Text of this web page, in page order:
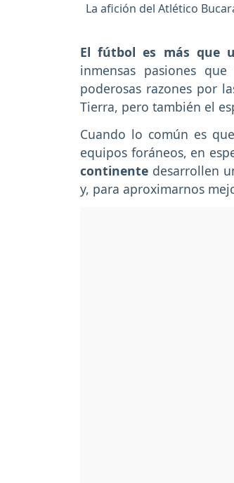
La afición del Atlético
El fútbol es más que
inmensas pasiones
poderosas razones por
Tierra, pero también el
Cuando lo común es
equipos foráneos, en
continente desarrollen
y, para aproximarnos